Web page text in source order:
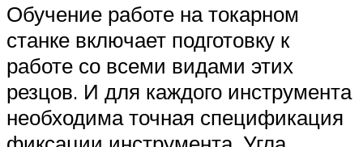
Обучение работе на токарном
станке включает подготовку к
работе со всеми видами этих
резцов. И для каждого инструмента
необходима точная спецификация